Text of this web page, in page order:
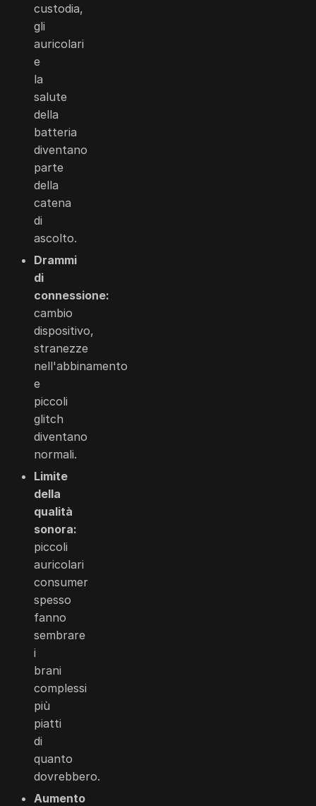
custodia,
gli
auricolari
e
la
salute
della
batteria
diventano
parte
della
catena
di
ascolto.
Drammi
di
connessione:
cambio
dispositivo,
stranezze
nell'abbinamento
e
piccoli
glitch
diventano
normali.
Limite
della
qualità
sonora:
piccoli
auricolari
consumer
spesso
fanno
sembrare
i
brani
complessi
più
piatti
di
quanto
dovrebbero.
Aumento